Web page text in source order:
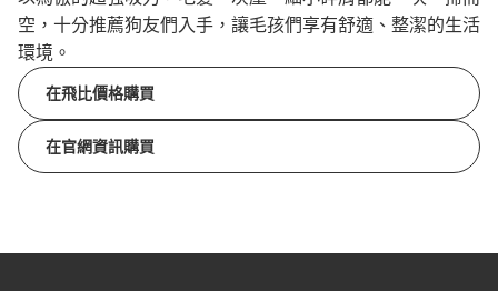
空，十分推薦狗友們入手，讓毛孩們享有舒適、整潔的生活
環境。
在飛比價格購買
在官網資訊購買